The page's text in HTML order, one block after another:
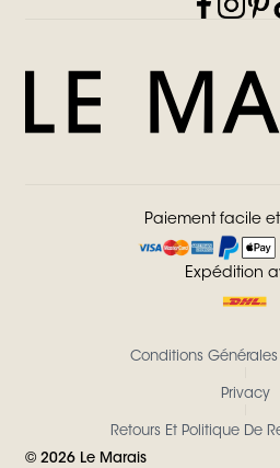
Paiement facile
Expédition
Conditions
Privacy
Retours Et Politique De
© 2026 Le Marais